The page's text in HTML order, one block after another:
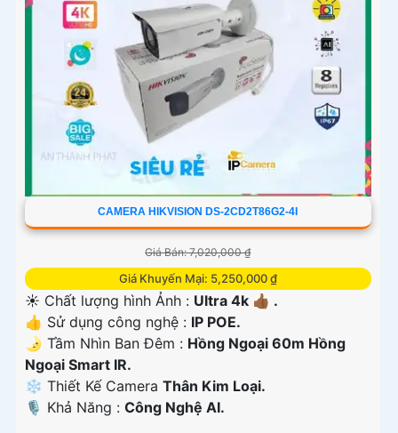
CAMERA HIKVISION DS-2CD2T86G2-4I
Giá Bán: 7,020,000 ₫
Giá Khuyến Mại: 5,250,000 ₫
☀️ Chất lượng hình Ảnh : Ultra 4k 👍🏾 .
👍 Sử dụng công nghệ : IP POE.
🌛 Tầm Nhìn Ban Đêm : Hồng Ngoại 60m Hồng
Ngoại Smart IR.
❄ Thiết Kế Camera Thân Kim Loại.
️🎙 Khả Năng : Công Nghệ AI.